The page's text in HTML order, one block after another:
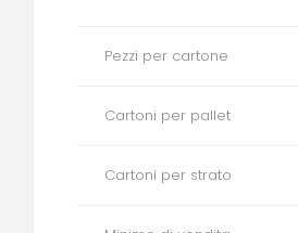
Pezzi per cartone
Cartoni per pallet
Cartoni per strato